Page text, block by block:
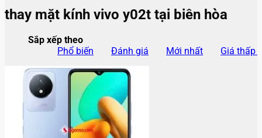
thay mặt kính vivo y02t tại biên hòa
Sắp xếp theo
Phổ biến
Đánh giá Mới nhất Giá thấp